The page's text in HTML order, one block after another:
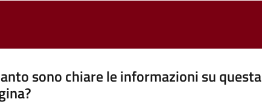
sono chiare le informazioni su questa